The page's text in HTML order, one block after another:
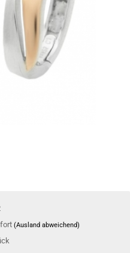
(Ausland abweichend)